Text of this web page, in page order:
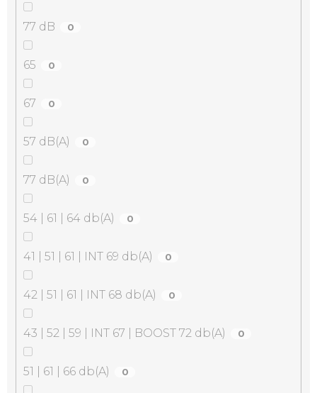
77 dB 0
65 0
67 0
57 dB(A) 0
77 dB(A) 0
54 | 61 | 64 db(A) 0
41 | 51 | 61 | INT 69 db(A) 0
42 | 51 | 61 | INT 68 db(A) 0
43 | 52 | 59 | INT 67 | BOOST 72 db(A) 0
51 | 61 | 66 db(A) 0